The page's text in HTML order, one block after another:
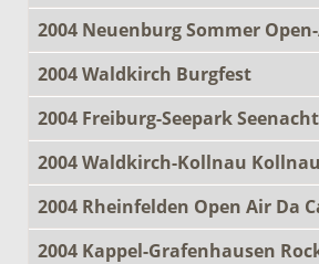
2004 Neuenburg Sommer
2004 Waldkirch Burgfest
2004 Freiburg-Seepark
2004 Waldkirch-Kollnau
2004 Rheinfelden Open Air Da
2004 Kappel-Grafenhausen